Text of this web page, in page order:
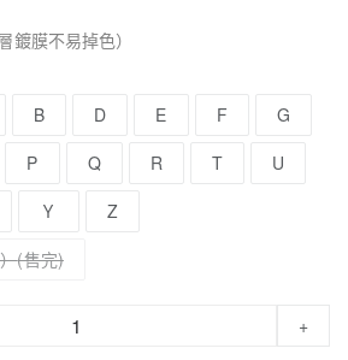
鍍膜不易掉色）
B D E F
G
P Q R T
U
Ｙ
Z
+